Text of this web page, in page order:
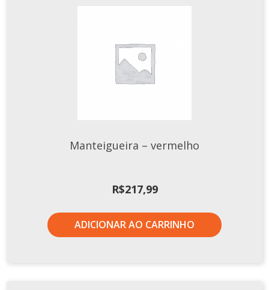
Manteigueira – vermelho
R$217,99
ADICIONAR AO CARRINHO